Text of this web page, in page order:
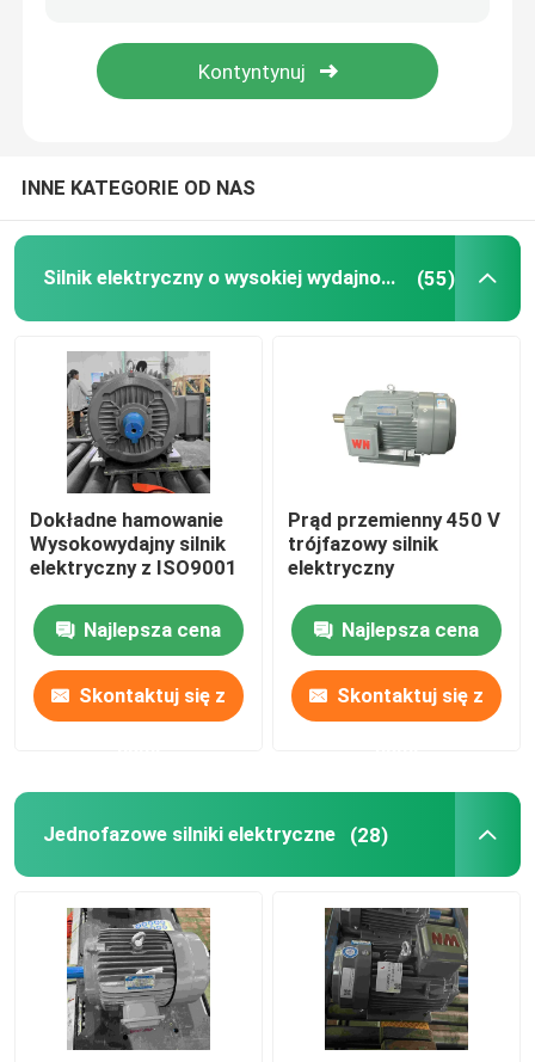
Silniki indukcyjne wysokiego napięcia
Silnik elektryczny o zmiennej prędkości
Silniki synchroniczne z magnesami trwałymi
Specjalne silniki elektryczne
przetwornica częstotliwości
INNE KATEGORIE OD NAS
Silnik elektryczny o wysokiej wydajności (55)
Dokładne hamowanie
Wysokowydajny silnik
elektryczny z ISO9001
Najlepsza cena
Skontaktuj się z
Prąd przemienny 450 V
trójfazowy silnik
elektryczny
Najlepsza cena
Skontaktuj się z
Jednofazowe silniki elektryczne (28)